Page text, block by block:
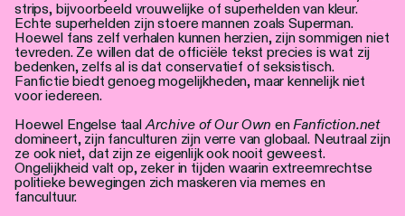
strips, bijvoorbeeld vrouwelijke of superhelden van kleur.
Echte superhelden zijn stoere mannen zoals Superman.
Hoewel fans zelf verhalen kunnen herzien, zijn sommigen niet
tevreden. Ze willen dat de officiële tekst precies is wat zij
bedenken, zelfs al is dat conservatief of seksistisch.
Fanfictie biedt genoeg mogelijkheden, maar kennelijk niet
voor iedereen.
Hoewel Engelse taalArchive of Our Own enFanfiction.net
domineert, zijn fanculturen zijn verre van globaal. Neutraal zijn
ze ook niet, dat zijn ze eigenlijk ook nooit geweest.
Ongelijkheid valt op, zeker in tijden waarin extreemrechtse
politieke bewegingen zich maskeren via memes en
fancultuur.